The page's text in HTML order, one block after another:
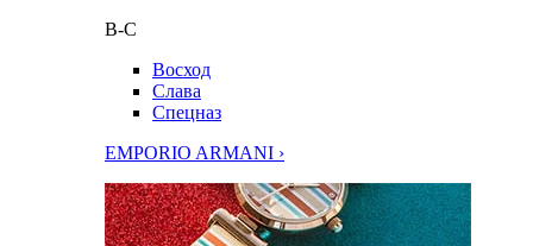
В-С
Восход
Слава
Спецназ
EMPORIO ARMANI ›